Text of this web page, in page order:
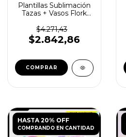
Plantillas Sublimación
Tazas + Vasos Flork
$4.271,43
$2.842,86
HASTA 20% OFF
COMPRANDO EN CANTIDAD